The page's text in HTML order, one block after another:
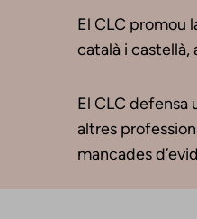
El CLC promou
català i castellà,
El CLC defensa
altres
mancades